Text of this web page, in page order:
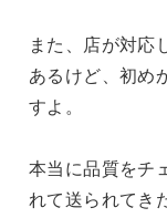
また、店が対応
あるけど、初め
すよ。
本当に品質をチ
れて送られてき